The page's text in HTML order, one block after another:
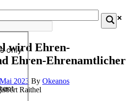
only
wird Ehren-
Ehren-Ehrenamtlicher
2023 By Okeanos